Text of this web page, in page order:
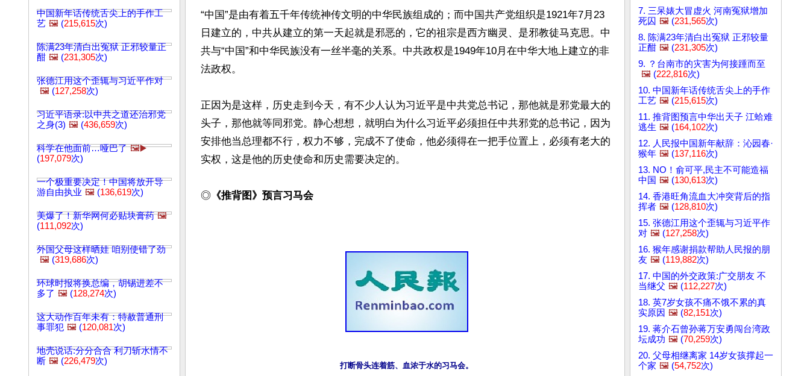
中国新年话传统舌尖上的手作工
艺 🖼️ (215,615次)
陈满23年清白出冤狱 正邪较量正
酣 🖼️ (231,305次)
张德江用这个歪辄与习近平作对
🖼️ (127,258次)
习近平语录:以中共之道还治邪党
之身(3) 🖼️ (436,659次)
科学在他面前…哑巴了 🖼️▶️
(197,079次)
一个极重要决定！中国将放开导
游自由执业 🖼️ (136,619次)
美爆了！新华网何必贴块膏药 🖼️
(111,092次)
外国父母这样晒娃 咱别使错了劲
🖼️ (319,686次)
环球时报将换总编，胡锡进差不
多了 🖼️ (128,274次)
这大动作百年未有：特赦普通刑
事罪犯 🖼️ (120,081次)
地壳说话:分分合合 利刀斩水情不
断 🖼️ (226,479次)
“中国”是由有着五千年传统神传文明的中华民族组成的；而中国共产党组织是1921年7月23
日建立的，中共从建立的第一天起就是邪恶的，它的祖宗是西方幽灵、是邪教徒马克思。中
共与“中国”和中华民族没有一丝半毫的关系。中共政权是1949年10月在中华大地上建立的非
法政权。
正因为是这样，历史走到今天，有不少人认为习近平是中共党总书记，那他就是邪党最大的
头子，那他就等同邪党。静心想想，就明白为什么习近平必须担任中共邪党的总书记，因为
安排他当总理都不行，权力不够，完成不了使命，他必须得在一把手位置上，必须有老大的
实权，这是他的历史使命和历史需要决定的。
◎ 《推背图》预言习马会
打断骨头连着筋、血浓于水的习马会。
7. 三呆婊大冒虚火 河南冤狱增加
死囚 🖼️ (231,565次)
8. 陈满23年清白出冤狱 正邪较量
正酣 🖼️ (231,305次)
9. ？台南市的灾害为何接踵而至
🖼️ (222,816次)
10. 中国新年话传统舌尖上的手作
工艺 🖼️ (215,615次)
11. 推背图预言中华出天子 江蛤难
逃生 🖼️ (164,102次)
12. 人民报中国新年献辞：沁园春·
猴年 🖼️ (137,116次)
13. NO！俞可平,民主不可能造福
中国 🖼️ (130,613次)
14. 香港旺角流血大冲突背后的指
挥者 🖼️ (128,810次)
15. 张德江用这个歪辄与习近平作
对 🖼️ (127,258次)
16. 猴年感谢捐款帮助人民报的朋
友 🖼️ (119,882次)
17. 中国的外交政策:广交朋友 不
当继父 🖼️ (112,227次)
18. 英7岁女孩不痛不饿不累的真
实原因 🖼️ (82,151次)
19. 蒋介石曾孙蒋万安勇闯台湾政
坛成功 🖼️ (70,259次)
20. 父母相继离家 14岁女孩撑起一
个家 🖼️ (54,752次)